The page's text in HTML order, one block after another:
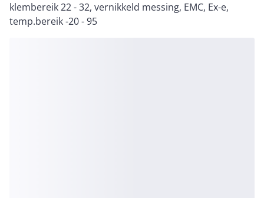
klembereik 22 - 32, vernikkeld messing, EMC, Ex-e,
temp.bereik -20 - 95